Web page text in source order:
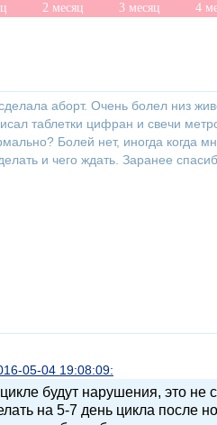
2 месяц 3 месяц 4
аборт. Очень болел низ
таблетки цифран и свечи
Болей нет, иногда когда
и чего ждать. Заранее
05-04 19:08:09:
будут нарушения, это не
на 5-7 день цикла после